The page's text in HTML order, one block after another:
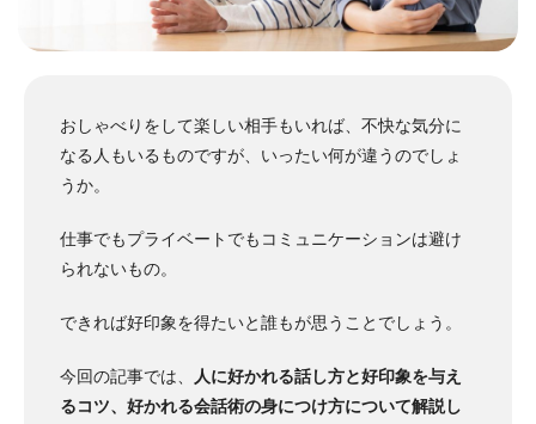
おしゃべりをして楽しい相手もいれば、不快な気分に
なる人もいるものですが、いったい何が違うのでしょ
うか。
仕事でもプライベートでもコミュニケーションは避け
られないもの。
できれば好印象を得たいと誰もが思うことでしょう。
今回の記事では、
人に好かれる話し方と好印象を与え
るコツ、好かれる会話術の身につけ方について解説し